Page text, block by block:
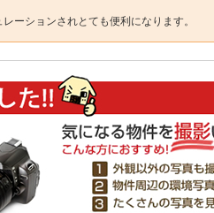
ーションされとても便利になります。